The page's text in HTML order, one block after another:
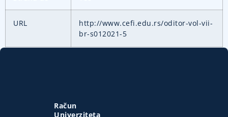
URL
http://www.cefi.edu.rs/oditor-vol-vii-
br-s012021-5
Račun
Univerziteta